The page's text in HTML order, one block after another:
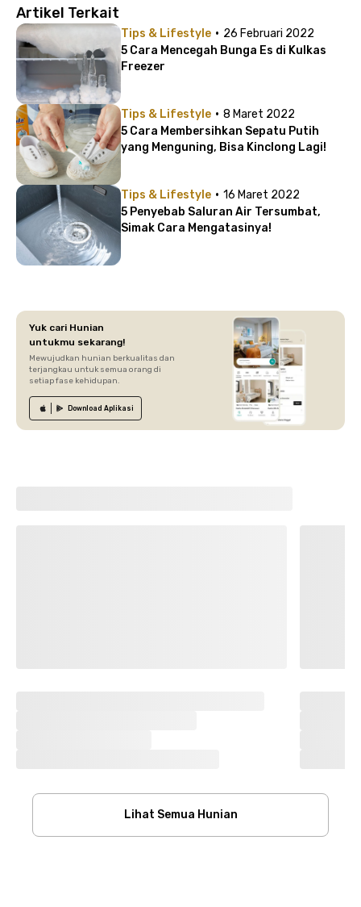
Artikel Terkait
Tips & Lifestyle · 26 Februari 2022
5 Cara Mencegah Bunga Es di Kulkas
Freezer
Tips & Lifestyle · 8 Maret 2022
5 Cara Membersihkan Sepatu Putih
yang Menguning, Bisa Kinclong Lagi!
Tips & Lifestyle · 16 Maret 2022
5 Penyebab Saluran Air Tersumbat,
Simak Cara Mengatasinya!
Yuk cari Hunian
untukmu sekarang!
Mewujudkan hunian berkualitas dan
terjangkau untuk semua orang di
setiap fase kehidupan.
Download Aplikasi
Lihat Semua Hunian